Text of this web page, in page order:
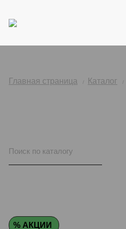
Главная страница Каталог
% АКЦИИ